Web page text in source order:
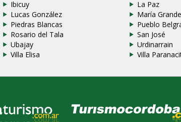
Ibicuy La Paz
Lucas González María Grande
Piedras Blancas Pueblo
Rosario del Tala San José
Ubajay Urdinarrain
Villa Elisa Villa